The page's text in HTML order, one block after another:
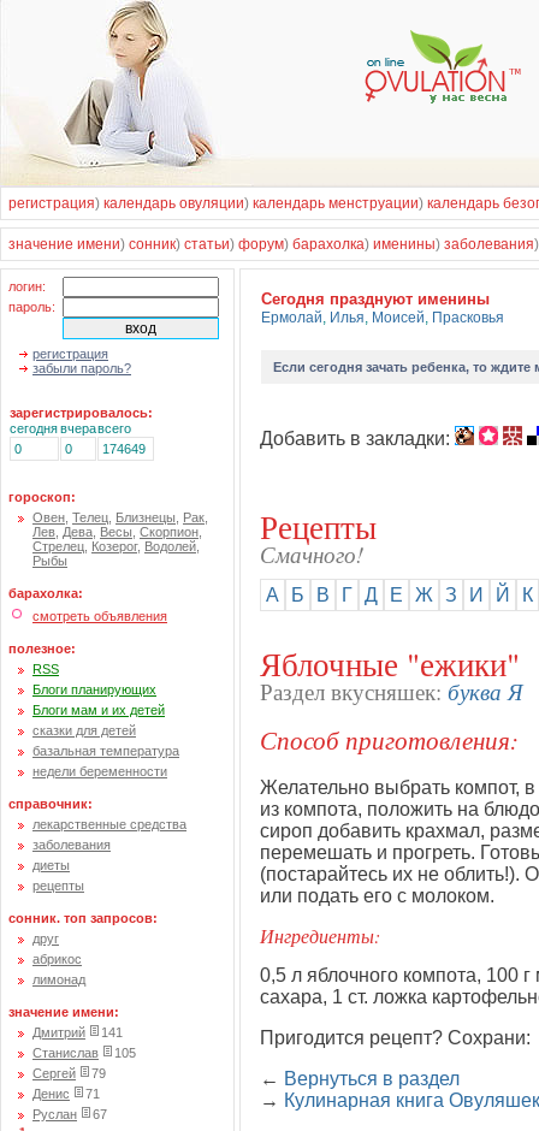
регистрация) календарь овуляции) календарь менструации) календарь
значение имени) сонник) статьи) форум) барахолка) именины) заболевания
логин:
пароль:
регистрация
забыли пароль?
зарегистрировалось:
сегоднявчеравсего
0
0 174649
гороскоп:
Овен Телец Близнецы Рак
Лев Дева Весы Скорпион
Стрелец Козерог, Водолей
Рыбы
барахолка:
смотреть объявления
полезное:
RSS
Блоги планирующих
Блоги мам и их детей
сказки для детей
базальная температура
недели беременности
справочник:
лекарственные средства
заболевания
диеты
рецепты
сонник. топ запросов:
друг
абрикос
лимонад
значение имени:
Дмитрий
141
Станислав
105
Сергей
79
Денис
71
Руслан
67
Cегодня празднуют именины
Ермолай, Илья, Моисей, Прасковья
Если сегодня зачать ребенка, то
Добавить в закладки:
Рецепты
Смачного!
А Б В Г Д Е Ж З И Й К
Яблочные "ежики"
Раздел вкусняшек: буква Я
Способ приготовления:
Желательно выбрать компот,
из компота, положить на
сироп добавить крахмал,
перемешать и прогреть.
(постарайтесь их не
или подать его с молоком.
Ингредиенты:
0,5 л яблочного компота, 100
сахара, 1 ст. ложка
Пригодится рецепт? Сохрани:
← Вернуться в раздел
→ Кулинарная книга Овуляшек